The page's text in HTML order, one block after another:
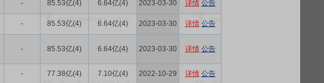
- 85.53亿(4) 6.64亿(4) 2023-03-30 详情 公告
- 85.53亿(4) 6.64亿(4) 2023-03-30 详情 公告
- 85.53亿(4) 6.64亿(4) 2023-03-30 详情 公告
- 77.38亿(4) 7.10亿(4) 2022-10-29 详情 公告